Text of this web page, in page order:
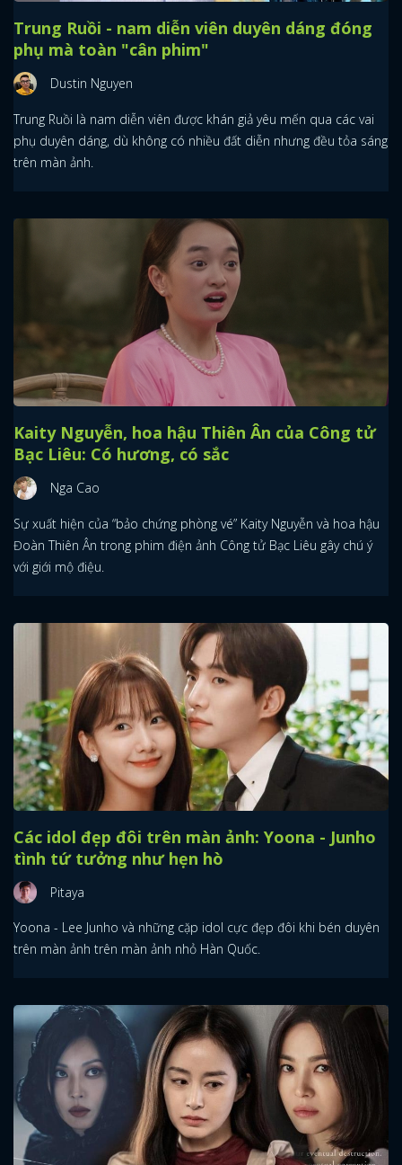
Trung Ruồi - nam diễn viên duyên dáng đóng
phụ mà toàn "cân phim"
Dustin Nguyen
Trung Ruồi là nam diễn viên được khán giả yêu mến qua các vai
phụ duyên dáng, dù không có nhiều đất diễn nhưng đều tỏa sáng
trên màn ảnh.
Kaity Nguyễn, hoa hậu Thiên Ân của Công tử
Bạc Liêu: Có hương, có sắc
Nga Cao
Sự xuất hiện của “bảo chứng phòng vé” Kaity Nguyễn và hoa hậu
Đoàn Thiên Ân trong phim điện ảnh Công tử Bạc Liêu gây chú ý
với giới mộ điệu.
Các idol đẹp đôi trên màn ảnh: Yoona - Junho
tình tứ tưởng như hẹn hò
Pitaya
Yoona - Lee Junho và những cặp idol cực đẹp đôi khi bén duyên
trên màn ảnh trên màn ảnh nhỏ Hàn Quốc.